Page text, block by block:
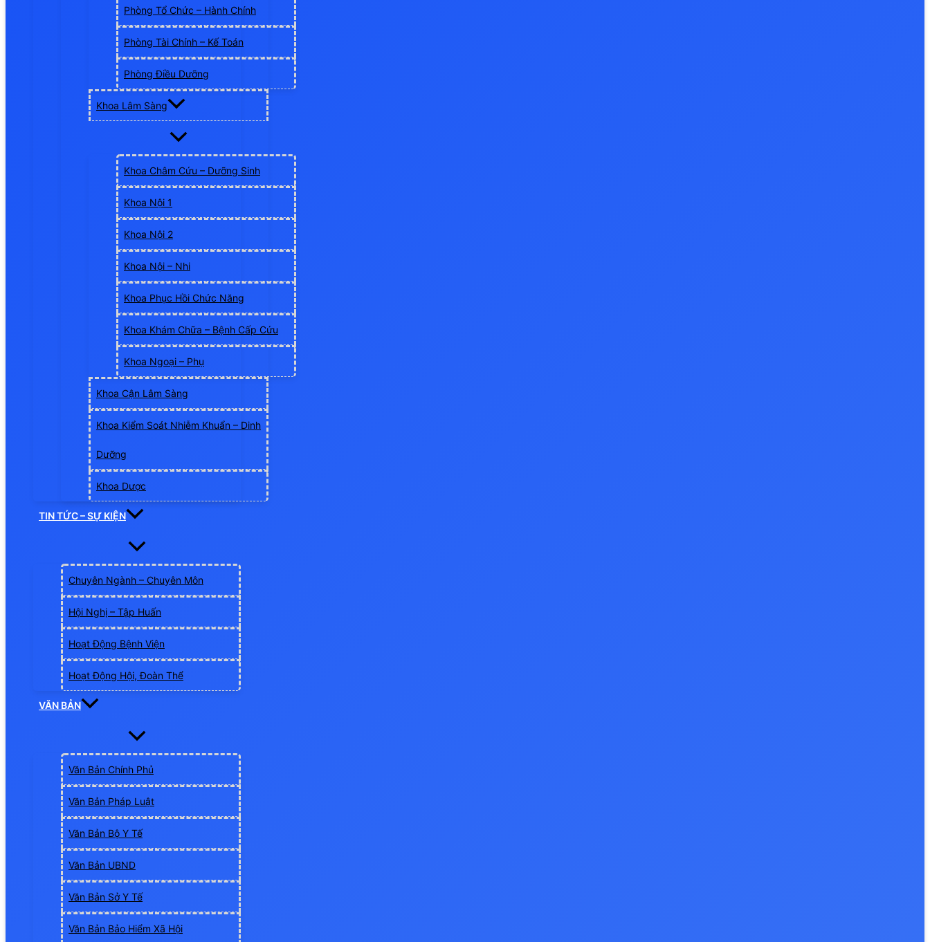
Phòng Tổ Chức – Hành Chính
Phòng Tài Chính – Kế Toán
Phòng Điều Dưỡng
Khoa Lâm Sàng
Khoa Châm Cứu – Dưỡng Sinh
Khoa Nội 1
Khoa Nội 2
Khoa Nội – Nhi
Khoa Phục Hồi Chức Năng
Khoa Khám Chữa – Bệnh Cấp Cứu
Khoa Ngoại – Phụ
Khoa Cận Lâm Sàng
Khoa Kiểm Soát Nhiễm Khuẩn – Dinh
Dưỡng
Khoa Dược
TIN TỨC – SỰ KIỆN
Chuyên Ngành – Chuyên Môn
Hội Nghị – Tập Huấn
Hoạt Động Bệnh Viện
Hoạt Động Hội, Đoàn Thể
VĂN BẢN
Văn Bản Chính Phủ
Văn Bản Pháp Luật
Văn Bản Bộ Y Tế
Văn Bản UBND
Văn Bản Sở Y Tế
Văn Bản Bảo Hiểm Xã Hội